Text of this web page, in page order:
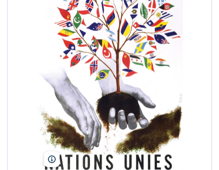
Coll. Dixmier/Kharbine-Tapabor